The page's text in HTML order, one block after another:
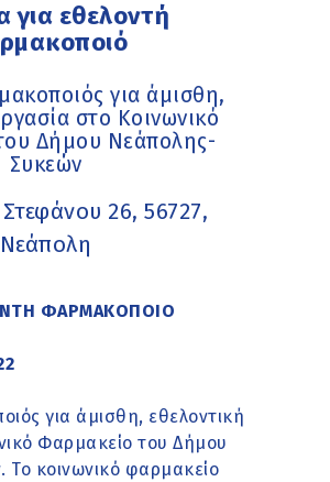
για εθελοντή
για άμισθη,
στο Κοινωνικό
Δήμου Νεάπολης-
Συκεών
26, 56727,
Νεάπολη
ΦΑΡΜΑΚΟΠΟΙΟ
για άμισθη, εθελοντική
Φαρμακείο του Δήμου
κοινωνικό φαρμακείο